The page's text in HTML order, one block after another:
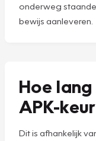
onderweg
bewijs aanleveren.
Hoe
APK-
Dit is afhankelijk